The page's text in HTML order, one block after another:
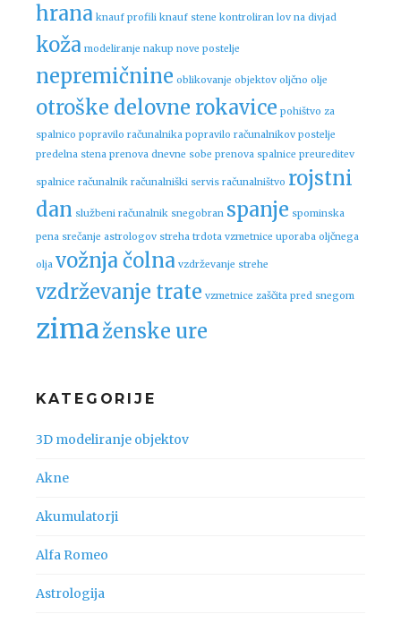
hrana knauf profili knauf stene kontroliran lov na divjad
koža modeliranje nakup nove postelje
nepremičnine oblikovanje objektov oljčno olje
otroške delovne rokavice pohištvo za
spalnico popravilo računalnika popravilo računalnikov postelje
predelna stena prenova dnevne sobe prenova spalnice preureditev
spalnice računalnik računalniški servis računalništvo rojstni
dan službeni računalnik snegobran spanje spominska
pena srečanje astrologov streha trdota vzmetnice uporaba oljčnega
olja vožnja čolna vzdrževanje strehe
vzdrževanje trate vzmetnice zaščita pred snegom
zimaženske ure
KATEGORIJE
3D modeliranje objektov
Akne
Akumulatorji
Alfa Romeo
Astrologija